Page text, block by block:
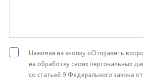
Нажимая на кнопку «Отправить
на обработку своих персональных
со статьей 9 Федерального закона